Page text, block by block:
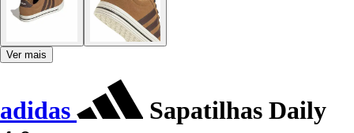
Ver mais
adidas
Sapatilhas Daily